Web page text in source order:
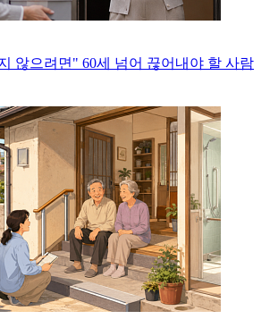
않으려면" 60세 넘어 끊어내야 할 사람